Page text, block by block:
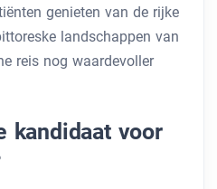
genieten van de rijke
landschappen van
reis nog waardevoller
kandidaat voor